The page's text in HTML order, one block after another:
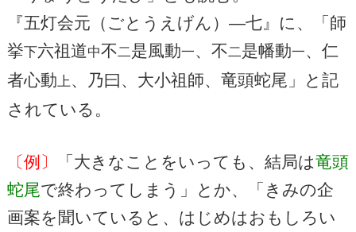
『五灯会元（ごとうえげん）―七』に、「師
挙下六祖道中不二是風動一、不二是幡動一、仁
者心動 上 、乃曰、大小祖師、竜頭蛇尾」と記
されている。
〔例〕 「大きなことをいっても、結局は竜頭
蛇尾で終わってしまう」とか、「きみの企
画案を聞いていると、はじめはおもしろい